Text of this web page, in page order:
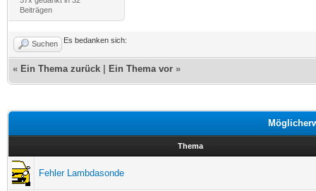
Beiträgen
Suchen Es bedanken sich:
« Ein Thema zurück Ein Thema vor »
Thema
Fehler Lambdasonde